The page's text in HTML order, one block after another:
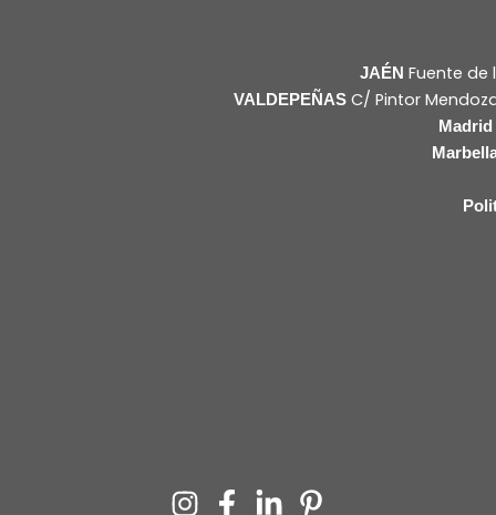
JAÉN Fuente de
VALDEPEÑAS C/ Pintor
Madrid